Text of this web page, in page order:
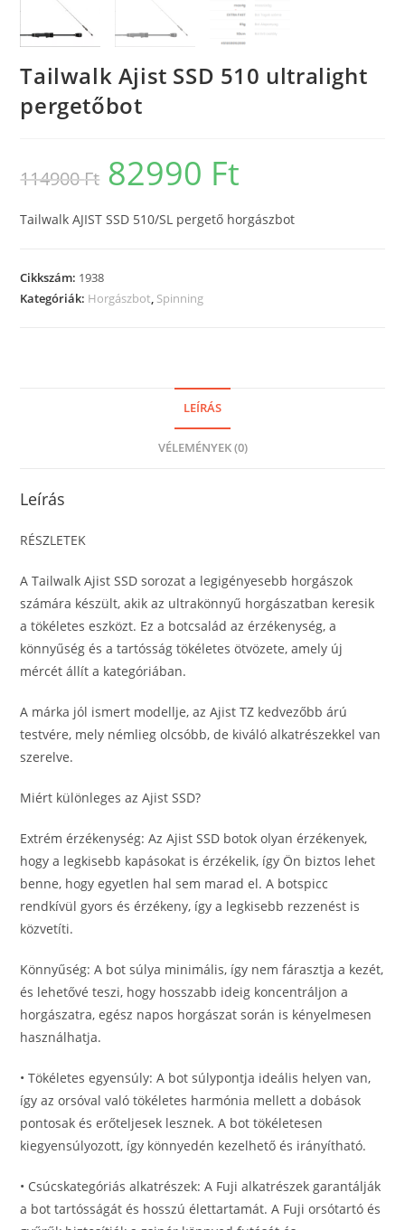
Tailwalk Ajist SSD 510 ultralight
pergetőbot
114900Ft
Original
price
was:
82990 Ft
Tailwalk AJIST SSD 510/SL pergető horgászbot
Cikkszám: 1938
Kategóriák: Horgászbot, Spinning
LEÍRÁS
VÉLEMÉNYEK (0)
Leírás
RÉSZLETEK
A Tailwalk Ajist SSD sorozat a legigényesebb horgászok
számára készült, akik az ultrakönnyű horgászatban keresik
a tökéletes eszközt. Ez a botcsalád az érzékenység, a
könnyűség és a tartósság tökéletes ötvözete, amely új
mércét állít a kategóriában.
A márka jól ismert modellje, az Ajist TZ kedvezőbb árú
testvére, mely némlieg olcsóbb, de kiváló alkatrészekkel van
szerelve.
Miért különleges az Ajist SSD?
Extrém érzékenység: Az Ajist SSD botok olyan érzékenyek,
hogy a legkisebb kapásokat is érzékelik, így Ön biztos lehet
benne, hogy egyetlen hal sem marad el. A botspicc
rendkívül gyors és érzékeny, így a legkisebb rezzenést is
közvetíti.
Könnyűség: A bot súlya minimális, így nem fárasztja a kezét,
és lehetővé teszi, hogy hosszabb ideig koncentráljon a
horgászatra, egész napos horgászat során is kényelmesen
használhatja.
• Tökéletes egyensúly: A bot súlypontja ideális helyen van,
így az orsóval való tökéletes harmónia mellett a dobások
pontosak és erőteljesek lesznek. A bot tökéletesen
kiegyensúlyozott, így könnyedén kezelhető és irányítható.
• Csúcskategóriás alkatrészek: A Fuji alkatrészek garantálják
a bot tartósságát és hosszú élettartamát. A Fuji orsótartó és